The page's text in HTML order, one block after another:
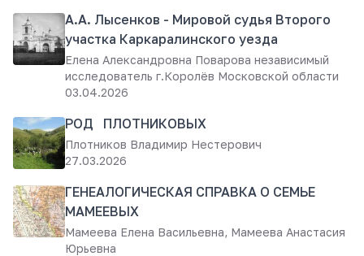
А.А. Лысенков - Мировой судья Второго
участка Каркаралинского уезда
Елена Александровна Поварова независимый
исследователь г.Королёв Московской области
03.04.2026
РОД ПЛОТНИКОВЫХ
Плотников Владимир Нестерович
27.03.2026
ГЕНЕАЛОГИЧЕСКАЯ СПРАВКА О СЕМЬЕ
МАМЕЕВЫХ
Мамеева Елена Васильевна, Мамеева Анастасия
Юрьевна